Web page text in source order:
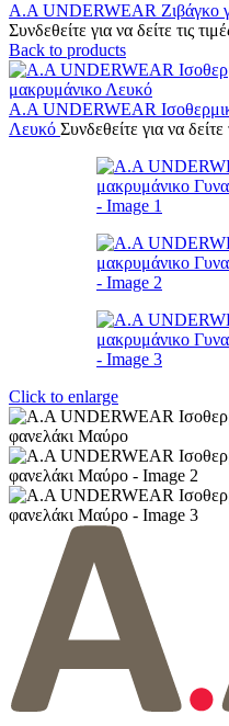
Α.A UNDERWEAR Ζιβάγκο
Συνδεθείτε για να δείτε τις
Back to products
Α.A UNDERWEAR
Λευκό Συνδεθείτε για να δείτε
Click to enlarge